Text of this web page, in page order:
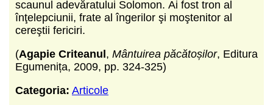
scaunul adevăratului Solomon. Ai fost tron al
înţelepciunii, frate al îngerilor şi moştenitor al
cereştii fericiri.
(Agapie Criteanul, Mântuirea păcătoșilor, Editura
Egumenița, 2009, pp. 324-325)
Categoria: Articole